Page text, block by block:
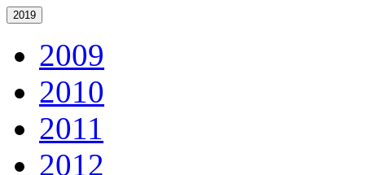
2019
2009
2010
2011
2012